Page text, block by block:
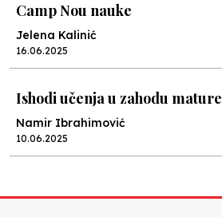
Camp Nou nauke
Jelena Kalinić
16.06.2025
Ishodi učenja u zahodu mature
Namir Ibrahimović
10.06.2025